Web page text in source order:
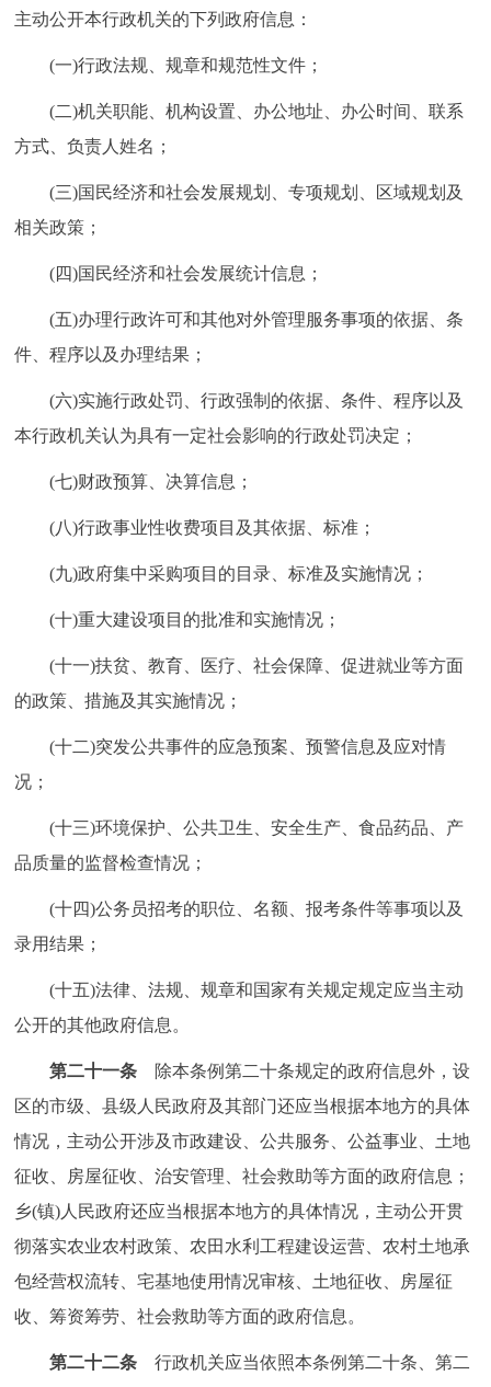
主动公开本行政机关的下列政府信息：
(一)行政法规、规章和规范性文件；
(二)机关职能、机构设置、办公地址、办公时间、联系
方式、负责人姓名；
(三)国民经济和社会发展规划、专项规划、区域规划及
相关政策；
(四)国民经济和社会发展统计信息；
(五)办理行政许可和其他对外管理服务事项的依据、条
件、程序以及办理结果；
(六)实施行政处罚、行政强制的依据、条件、程序以及
本行政机关认为具有一定社会影响的行政处罚决定；
(七)财政预算、决算信息；
(八)行政事业性收费项目及其依据、标准；
(九)政府集中采购项目的目录、标准及实施情况；
(十)重大建设项目的批准和实施情况；
(十一)扶贫、教育、医疗、社会保障、促进就业等方面
的政策、措施及其实施情况；
(十二)突发公共事件的应急预案、预警信息及应对情
况；
(十三)环境保护、公共卫生、安全生产、食品药品、产
品质量的监督检查情况；
(十四)公务员招考的职位、名额、报考条件等事项以及
录用结果；
(十五)法律、法规、规章和国家有关规定规定应当主动
公开的其他政府信息。
第二十一条 除本条例第二十条规定的政府信息外，设
区的市级、县级人民政府及其部门还应当根据本地方的具体
情况，主动公开涉及市政建设、公共服务、公益事业、土地
征收、房屋征收、治安管理、社会救助等方面的政府信息；
乡(镇)人民政府还应当根据本地方的具体情况，主动公开贯
彻落实农业农村政策、农田水利工程建设运营、农村土地承
包经营权流转、宅基地使用情况审核、土地征收、房屋征
收、筹资筹劳、社会救助等方面的政府信息。
第二十二条 行政机关应当依照本条例第二十条、第二